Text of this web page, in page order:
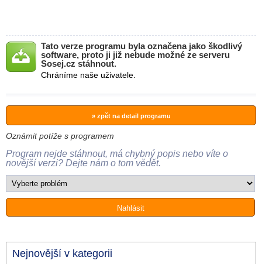
Tato verze programu byla označena jako škodlivý
software, proto ji již nebude možné ze serveru
Sosej.cz stáhnout.
Chráníme naše uživatele.
» zpět na detail programu
Oznámit potíže s programem
Program nejde stáhnout, má chybný popis nebo víte o
novější verzi? Dejte nám o tom vědět.
Nejnovější v kategorii